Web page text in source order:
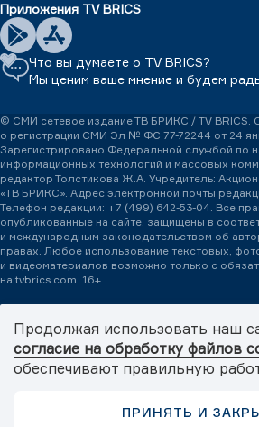
Приложения TV BRICS
Что вы думаете о TV BRICS?
Мы ценим ваше мнение и будем
© СМИ сетевое издание ТВ БРИКС / TV BRICS.
о регистрации СМИ Эл № ФС 77-72244 от 24
Зарегистрировано Федеральной службой по
информационных технологий и массовых
редактор Толстикова Ж.А. Учредитель:
«ТВ БРИКС». Адрес электронной почты
Телефон редакции: +7 (499) 642-53-04. Все
опубликованные на сайте, защищены в
и международным законодательством об
правах. Любое использование текстовых,
и видеоматериалов возможно только с
на tvbrics.com. 16+
Международная медиасеть TV BRICS –
Медиасеть формирует и продвигает
через систему информационного обмена
© 2026 TV BRICS
Политика обработки персональных
Продолжая использовать наш
согласие на обработку файлов
обеспечивают правильную
ПРИНЯТЬ И